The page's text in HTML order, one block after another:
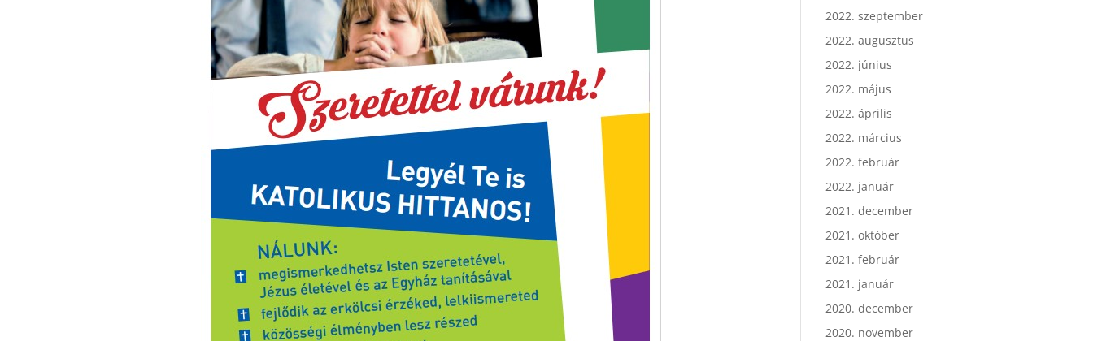
2022. szeptember
2022. augusztus
2022. június
2022. május
2022. április
2022. március
2022. február
2022. január
2021. december
2021. október
2021. február
2021. január
2020. december
2020. november